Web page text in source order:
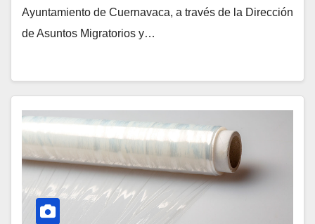
Ayuntamiento de Cuernavaca, a través de la Dirección
de Asuntos Migratorios y…